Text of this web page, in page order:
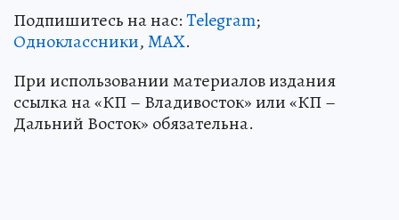
Подпишитесь на нас:Telegram;
Одноклассники,MAX.
При использовании материалов издания
ссылка на «КП – Владивосток» или «КП –
Дальний Восток» обязательна.